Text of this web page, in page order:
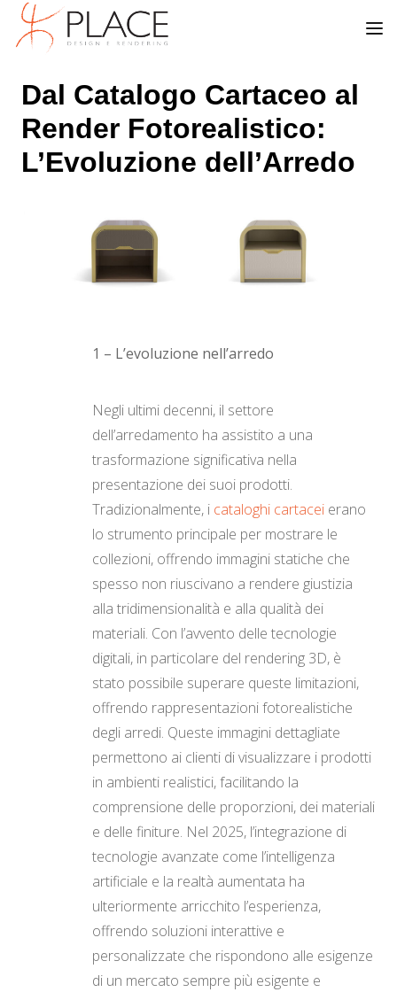
Dal Catalogo Cartaceo al
Render Fotorealistico:
L’Evoluzione dell’Arredo
1 – L’evoluzione nell’arredo
Negli ultimi decenni, il settore
dell’arredamento ha assistito a una
trasformazione significativa nella
presentazione dei suoi prodotti.
Tradizionalmente, i cataloghi cartacei erano
lo strumento principale per mostrare le
collezioni, offrendo immagini statiche che
spesso non riuscivano a rendere giustizia
alla tridimensionalità e alla qualità dei
materiali. Con l’avvento delle tecnologie
digitali, in particolare del rendering 3D, è
stato possibile superare queste limitazioni,
offrendo rappresentazioni fotorealistiche
degli arredi. Queste immagini dettagliate
permettono ai clienti di visualizzare i prodotti
in ambienti realistici, facilitando la
comprensione delle proporzioni, dei materiali
e delle finiture. Nel 2025, l’integrazione di
tecnologie avanzate come l’intelligenza
artificiale e la realtà aumentata ha
ulteriormente arricchito l’esperienza,
offrendo soluzioni interattive e
personalizzate che rispondono alle esigenze
di un mercato sempre più esigente e